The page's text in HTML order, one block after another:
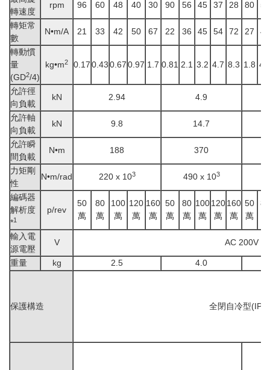
轉速度
rpm 96 60 48 40 30 90 56 45 37 28 80 50
轉矩常
數
N•m/A 21 33 42 50 67 22 36 45 54 72 27 43
轉動慣
量
(GD2/4)
kg•m2 0.170.430.670.97 1.7 0.81 2.1 3.2 4.7 8.3 1.8
允許徑
向負載
kN 2.94 4.9
允許軸
向負載
kN 9.8 14.7
允許瞬
間負載
N•m 188 370
力矩剛
性
N•m/rad 220 x 103 490 x 103
編碼器
解析度
*1
p/rev
50
萬
80
萬
100
萬
120
萬
160
萬
50
萬
80
萬
100
萬
120
萬
160
萬
50
萬
80
輸入電
源電壓
V AC 200V
重量 kg 2.5 4.0
保護構造 全閉自冷型